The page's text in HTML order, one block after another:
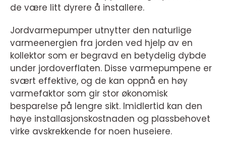
de være litt dyrere å installere.
Jordvarmepumper utnytter den naturlige
varmeenergien fra jorden ved hjelp av en
kollektor som er begravd en betydelig dybde
under jordoverflaten. Disse varmepumpene er
svært effektive, og de kan oppnå en høy
varmefaktor som gir stor økonomisk
besparelse på lengre sikt. Imidlertid kan den
høye installasjonskostnaden og plassbehovet
virke avskrekkende for noen huseiere.